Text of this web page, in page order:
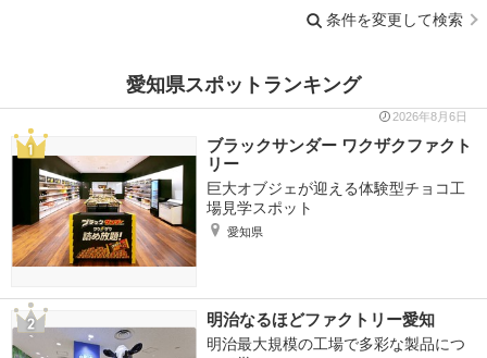
条件を変更して検索
愛知県スポットランキング
2026年8月6日
ブラックサンダー ワクザクファクト
リー
巨大オブジェが迎える体験型チョコ工
場見学スポット
愛知県
明治なるほどファクトリー愛知
明治最大規模の工場で多彩な製品につ